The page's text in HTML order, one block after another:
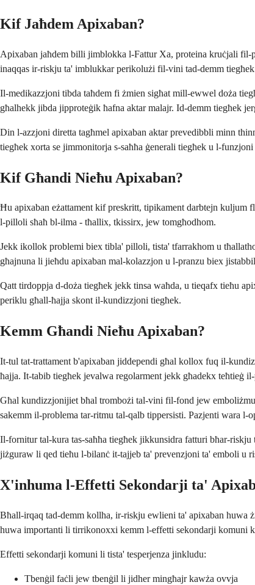
Kif Jaħdem Apixaban?
Apixaban jaħdem billi jimblokka l-Fattur Xa, proteina kruċjali fil-
inaqqas ir-riskju ta' imblukkar perikolużi fil-vini tad-demm
Il-medikazzjoni tibda taħdem fi żmien sigħat mill-ewwel doża
għalhekk jibda jipproteġik ħafna aktar malajr. Id-demm tiegħek
Din l-azzjoni diretta tagħmel apixaban aktar prevedibbli minn
tiegħek xorta se jimmonitorja s-saħħa ġenerali tiegħek u l-
Kif Għandi Nieħu Apixaban?
Ħu apixaban eżattament kif preskritt, tipikament darbtejn kuljum
l-pilloli sħaħ bl-ilma - tħallix, tkissirx, jew tomgħodhom.
Jekk ikollok problemi biex tibla' pilloli, tista' tfarrakhom u
għajnuna li jieħdu apixaban mal-kolazzjon u l-pranzu biex
Qatt tirdoppja d-doża tiegħek jekk tinsa waħda, u tieqafx tieħu
periklu għall-ħajja skont il-kundizzjoni tiegħek.
Kemm Għandi Nieħu Apixaban?
It-tul tat-trattament b'apixaban jiddependi għal kollox fuq il-
ħajja. It-tabib tiegħek jevalwa regolarment jekk għadekx teħtieġ
Għal kundizzjonijiet bħal trombożi tal-vini fil-fond jew
sakemm il-problema tar-ritmu tal-qalb tippersisti. Pazjenti wara
Il-fornitur tal-kura tas-saħħa tiegħek jikkunsidra fatturi bħar-
jiżguraw li qed tieħu l-bilanċ it-tajjeb ta' prevenzjoni ta' emboli u
X'inhuma l-Effetti Sekondarji ta'
Bħall-irqaq tad-demm kollha, ir-riskju ewlieni ta' apixaban huwa
huwa importanti li tirrikonoxxi kemm l-effetti sekondarji komuni
Effetti sekondarji komuni li tista' tesperjenza jinkludu:
Tbenġil faċli jew tbenġil li jidher mingħajr kawża ovvja